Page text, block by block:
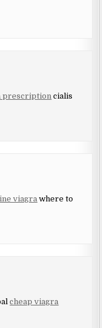
prescription cialis
viagra where to
cheap viagra